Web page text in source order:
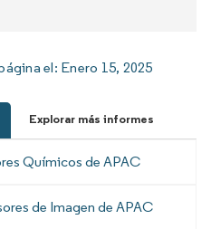
el: Enero 15, 2025
Explorar más informes
Químicos de APAC
de Imagen de APAC